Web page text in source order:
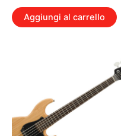
Aggiungi al carrello